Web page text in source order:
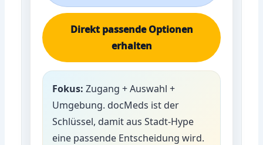
Direkt passende Optionen
erhalten
Fokus: Zugang + Auswahl +
Umgebung. docMeds ist der
Schlüssel, damit aus Stadt-Hype
eine passende Entscheidung wird.